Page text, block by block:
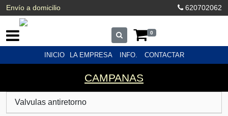
Envío a domicilio 620702062
0
INICIO LA EMPRESA INFO. CONTACTAR
CAMPANAS
Valvulas antiretorno